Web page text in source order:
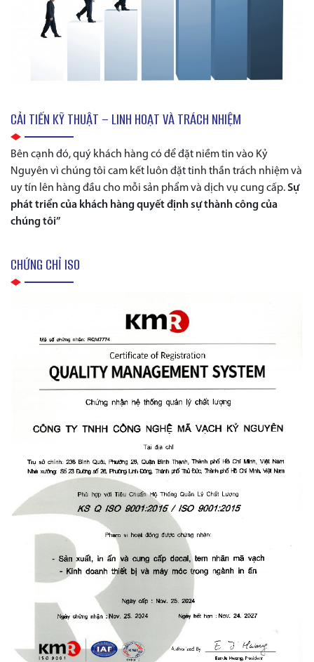
CẢI TIẾN KỸ THUẬT – LINH HOẠT VÀ TRÁCH NHIỆM
Bên cạnh đó, quý khách hàng có để đặt niềm tin vào Kỷ
Nguyên vì chúng tôi cam kết luôn đặt tinh thần trách nhiệm và
uy tín lên hàng đầu cho mỗi sản phẩm và dịch vụ cung cấp.Sự
phát triển của khách hàng quyết định sự thành công của
chúng tôi”
CHỨNG CHỈ ISO